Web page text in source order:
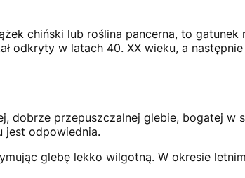
chiński lub roślina pancerna, to gatunek
odkryty w latach 40. XX wieku, a
dobrze przepuszczalnej glebie, bogatej w
jest odpowiednia.
glebę lekko wilgotną. W okresie